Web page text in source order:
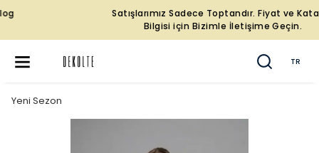
Satışlarımız Sadece Toptandır. Fiyat ve Katalog
Bilgisi için Bizimle İletişime Geçin.
TR
Yeni Sezon